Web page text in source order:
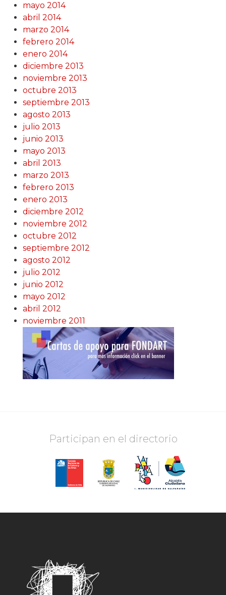
mayo 2014
abril 2014
marzo 2014
febrero 2014
enero 2014
diciembre 2013
noviembre 2013
octubre 2013
septiembre 2013
agosto 2013
julio 2013
junio 2013
mayo 2013
abril 2013
marzo 2013
febrero 2013
enero 2013
diciembre 2012
noviembre 2012
octubre 2012
septiembre 2012
agosto 2012
julio 2012
junio 2012
mayo 2012
abril 2012
noviembre 2011
Participan en el directorio